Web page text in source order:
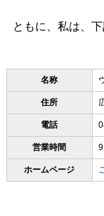
ともに、私は、
名称
住所
電話
営業時間
ホームページ